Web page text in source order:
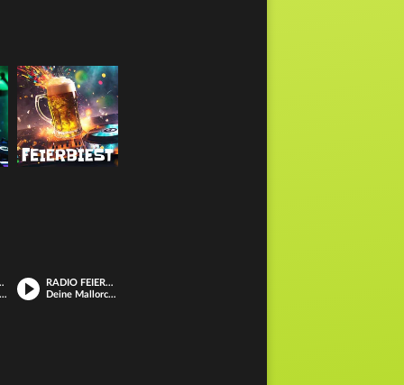
Kracher und die coolsten Dance-Floor-Hits
RADIO FEIERBIEST
Deine Mallorca-, Hütten-, Festzelt-Party